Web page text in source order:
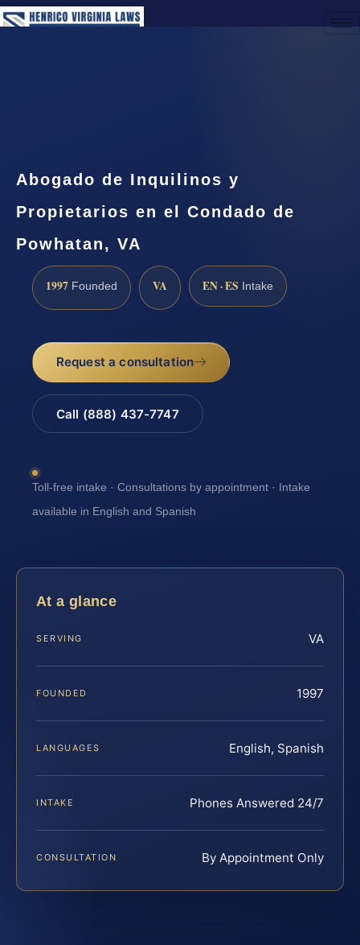
Abogado de Inquilinos y
Propietarios en el Condado de
Powhatan, VA
1997 Founded VA EN · ES Intake
Request a consultation
Call (888) 437-7747
Toll-free intake · Consultations by appointment · Intake
available in English and Spanish
At a glance
SERVING VA
FOUNDED 1997
LANGUAGES English, Spanish
INTAKE Phones Answered 24/7
CONSULTATION By Appointment Only